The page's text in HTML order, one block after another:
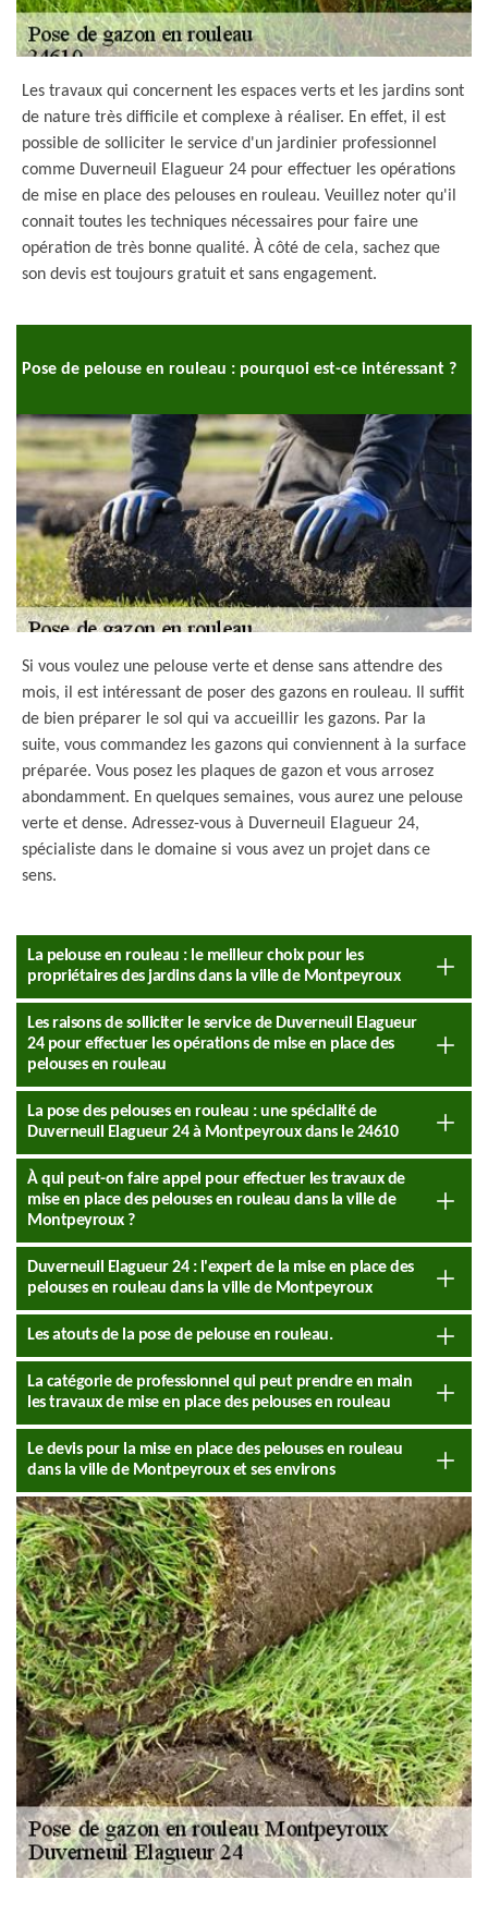
Les travaux qui concernent les espaces verts et les jardins sont
de nature très difficile et complexe à réaliser. En effet, il est
possible de solliciter le service d'un jardinier professionnel
comme Duverneuil Elagueur 24 pour effectuer les opérations
de mise en place des pelouses en rouleau. Veuillez noter qu'il
connait toutes les techniques nécessaires pour faire une
opération de très bonne qualité. À côté de cela, sachez que
son devis est toujours gratuit et sans engagement.
Pose de pelouse en rouleau : pourquoi est-ce intéressant ?
Si vous voulez une pelouse verte et dense sans attendre des
mois, il est intéressant de poser des gazons en rouleau. Il suffit
de bien préparer le sol qui va accueillir les gazons. Par la
suite, vous commandez les gazons qui conviennent à la surface
préparée. Vous posez les plaques de gazon et vous arrosez
abondamment. En quelques semaines, vous aurez une pelouse
verte et dense. Adressez-vous à Duverneuil Elagueur 24,
spécialiste dans le domaine si vous avez un projet dans ce
sens.
La pelouse en rouleau : le meilleur choix pour les
propriétaires des jardins dans la ville de Montpeyroux
Les raisons de solliciter le service de Duverneuil Elagueur
24 pour effectuer les opérations de mise en place des
pelouses en rouleau
La pose des pelouses en rouleau : une spécialité de
Duverneuil Elagueur 24 à Montpeyroux dans le 24610
À qui peut-on faire appel pour effectuer les travaux de
mise en place des pelouses en rouleau dans la ville de
Montpeyroux ?
Duverneuil Elagueur 24 : l'expert de la mise en place des
pelouses en rouleau dans la ville de Montpeyroux
Les atouts de la pose de pelouse en rouleau.
La catégorie de professionnel qui peut prendre en main
les travaux de mise en place des pelouses en rouleau
Le devis pour la mise en place des pelouses en rouleau
dans la ville de Montpeyroux et ses environs